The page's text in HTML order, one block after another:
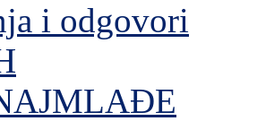
i odgovori